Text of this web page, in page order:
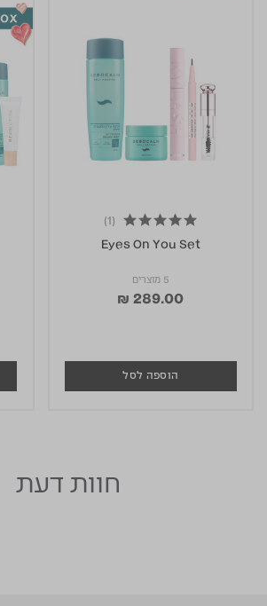
(1)
Eyes On You Set
5 מוצרים
₪ 289.00
הוספה לסל
חוות דעת